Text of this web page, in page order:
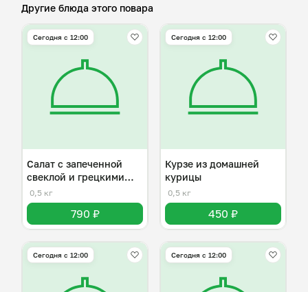
Другие блюда этого повара
Сегодня с 12:00
Салат с запеченной
свеклой и грецкими
орехами
0,5 кг
790 ₽
Сегодня с 12:00
Курзе из домашней
курицы
0,5 кг
450 ₽
Сегодня с 12:00 Сегодня с 12:00